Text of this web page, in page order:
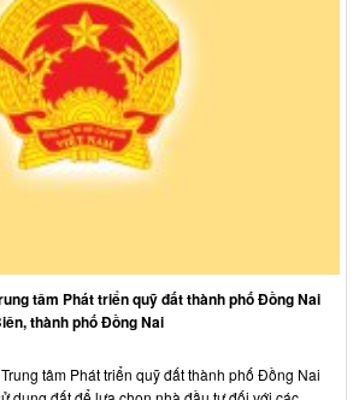
tâm Phát triển quỹ đất thành phố Đồng Nai
thành phố Đồng Nai
tâm Phát triển quỹ đất thành phố Đồng Nai